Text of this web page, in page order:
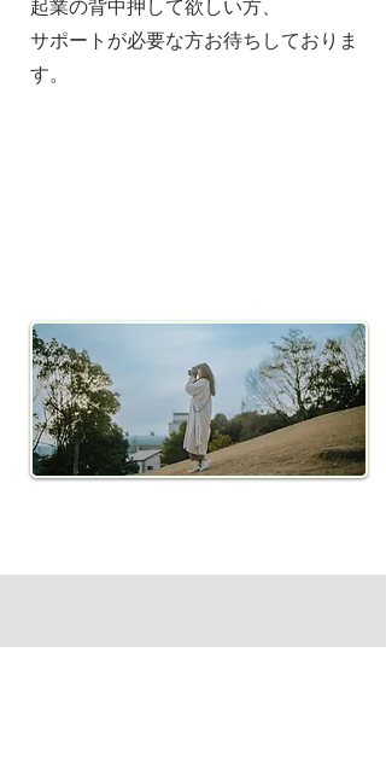
起業の背中押して欲しい方、
サポートが必要な方お待ちしておりま
す。